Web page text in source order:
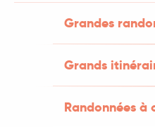
Grandes
Grands
Randonnées
manœuvre -
Claude Rousseau,